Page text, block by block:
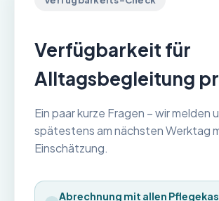
Verfügbarkeit für
Alltagsbegleitung
Ein paar kurze Fragen – wir melden
spätestens am nächsten Werktag
Einschätzung.
Abrechnung mit allen